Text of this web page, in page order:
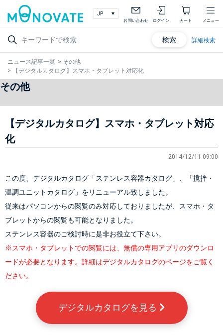
お問い合わせ ログイン カート メニュー
検索 詳細検索
ニュース記事一覧 > その他
>
【デジタルカタログ】スマホ・タブレット対応化
その他
【デジタルカタログ】スマホ・タブレット対応
化
2014/12/11 09:00
この度、デジタルカタログ「ステンレス容器カタログ」、「撹拌・
温調ユニットカタログ」をリニューアル致しました。
従来はパソコンからの閲覧のみ対応しておりましたが、スマホ・タ
ブレットからの閲覧も可能となりました。
ステンレス容器のご検討時に是非お役立て下さい。
※スマホ・タブレットでの閲覧には、無償の専用アプリのダウンロ
ードが必要となります。詳細はデジタルカタログのページをご覧く
ださい。
デジタルカタログを見る